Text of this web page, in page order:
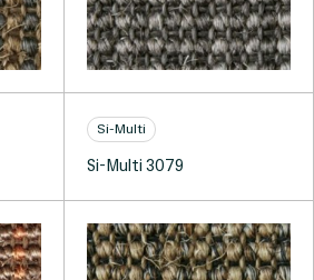
Si-Multi
Si-Multi 3079